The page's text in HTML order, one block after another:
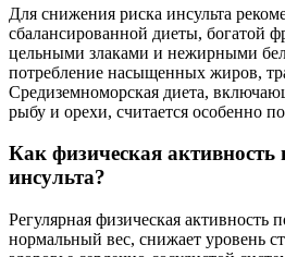
Для снижения риска инсульта
сбалансированной диеты, богатой
цельными злаками и нежирными
потребление насыщенных жиров,
Средиземноморская диета,
рыбу и орехи, считается особенно
Как физическая активность
инсульта?
Регулярная физическая активность
нормальный вес, снижает уровень